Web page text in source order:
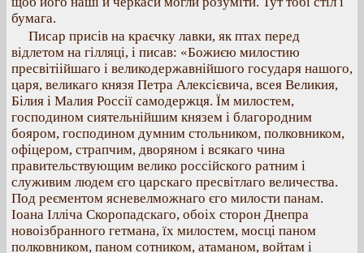
бумага.
Писар присів на краєчку лавки, як птах перед
відлетом на гілляці, і писав: «Божиєю милостию
пресвітіійшаго і великодержавнійшого государя нашого,
царя, великаго князя Петра Алексієвича, всея Великия,
Білия і Малия Россії самодержця. Їм милостем,
господином сиятельнійшим князем і благородним
бояром, господином думним стольником, полковником,
офіцером, страпчим, дворяном і всякаго чина
правительствующим велико россійского ратним і
служивим людем єго царскаго пресвітлаго величества.
Под реєментом ясневелможнаго єго милости панам.
Іоана Ілліча Скоропадскаго, обоіх сторон Днепра
новоізбранного гетмана, їх милостем, мосці паном
полковником, паном сотником, атаманом, войтам і